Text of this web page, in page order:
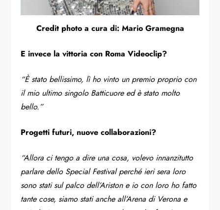
Credit photo a cura di: Mario Gramegna
E invece la vittoria con Roma Videoclip?
“È stato bellissimo, lì ho vinto un premio proprio con
il mio ultimo singolo Batticuore ed è stato molto
bello.”
Progetti futuri, nuove collaborazioni?
“Allora ci tengo a dire una cosa, volevo innanzitutto
parlare dello Special Festival perché ieri sera loro
sono stati sul palco dell’Ariston e io con loro ho fatto
tante cose, siamo stati anche all’Arena di Verona e